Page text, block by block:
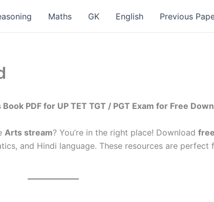
Maths GK English Previous
PDF for UP TET TGT / PGT Exam for Free
Arts stream? You’re in the right place! Download
and Hindi language. These resources are